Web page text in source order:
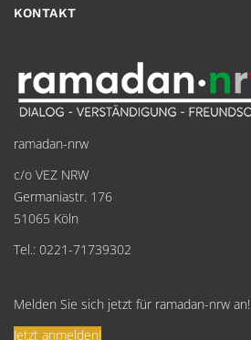
KONTAKT
ramadan-nrw
c/o VEZ NRW
Germaniastr. 176
51065 Köln
Tel.: 0221-71739302
Melden Sie sich jetzt für ramadan-nrw an!
Jetzt anmelden!